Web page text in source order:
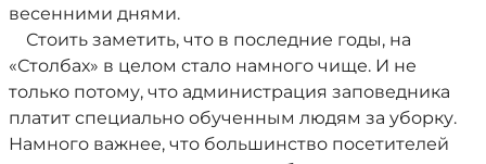
весенними днями.
Стоить заметить, что в последние годы, на
«Столбах» в целом стало намного чище. И не
только потому, что администрация заповедника
платит специально обученным людям за уборку.
Намного важнее, что большинство посетителей